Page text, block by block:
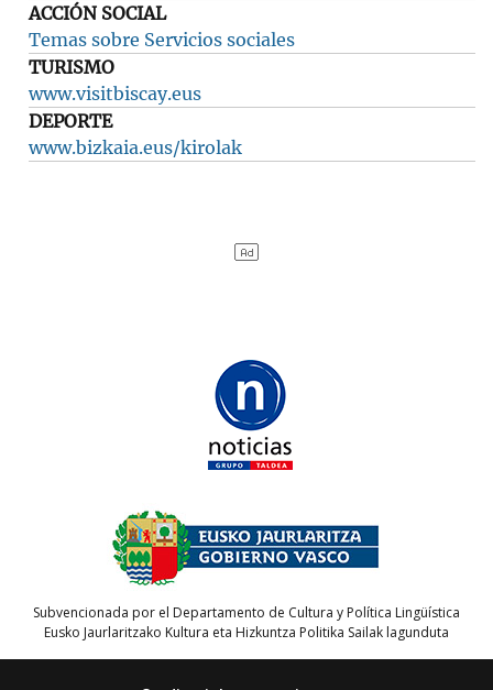
ACCIÓN SOCIAL
Temas sobre Servicios sociales
TURISMO
www.visitbiscay.eus
DEPORTE
www.bizkaia.eus/kirolak
Subvencionada por el Departamento de Cultura y Política Lingüística
Eusko Jaurlaritzako Kultura eta Hizkuntza Politika Sailak lagunduta